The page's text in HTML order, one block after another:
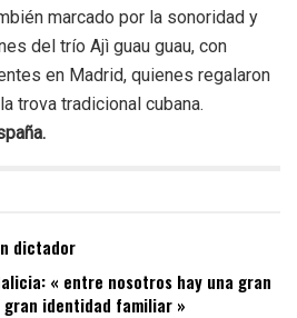
marcado por la sonoridad y
del trío Ajì guau guau, con
en Madrid, quienes regalaron
trova tradicional cubana.
dictador
« entre nosotros hay una gran
identidad familiar »